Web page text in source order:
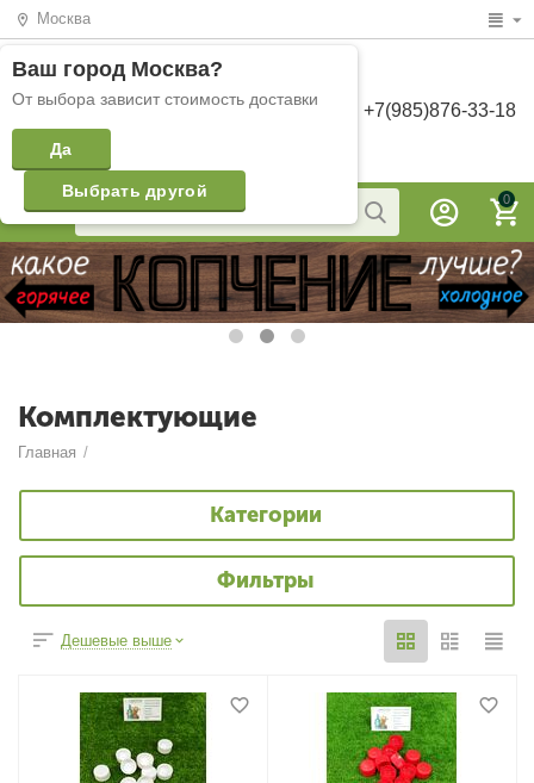
Москва
Ваш город Москва?
От выбора зависит стоимость доставки
Да
Выбрать другой
+7(985)876-33-18
0
Комплектующие
Главная /
Категории
Фильтры
Дешевые выше